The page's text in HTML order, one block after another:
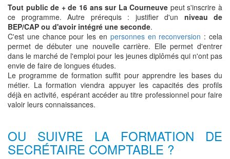
Tout public de + de 16 ans sur La Courneuve peut s'inscrire à
ce programme. Autre prérequis : justifier d'un niveau de
BEP/CAP ou d'avoir intégré une seconde.
C'est une chance pour les en personnes en reconversion : cela
permet de débuter une nouvelle carrière. Elle permet d'entrer
dans le marché de l'emploi pour les jeunes diplômés qui n'ont pas
envie de faire de longues études.
Le programme de formation suffit pour apprendre les bases du
métier. La formation viendra appuyer les capacités des profils
déjà en activité, espérant accéder au titre professionnel pour faire
valoir leurs connaissances.
OU SUIVRE LA FORMATION DE
SECRÉTAIRE COMPTABLE ?